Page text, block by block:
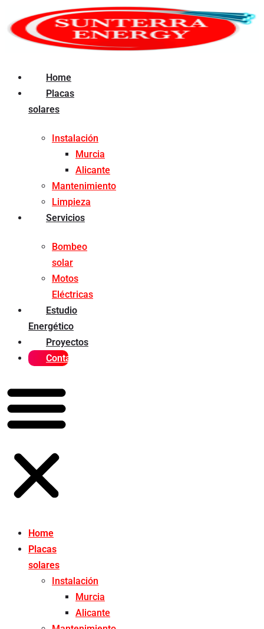
al
contenido
Home
Placas
solares
Instalación
Murcia
Alicante
Mantenimiento
Limpieza
Servicios
Bombeo
solar
Motos
Eléctricas
Estudio
Energético
Proyectos
Contacto
Home
Placas
solares
Instalación
Murcia
Alicante